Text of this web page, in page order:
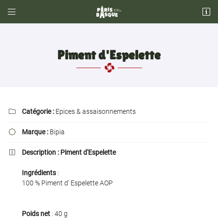
 
34, Rue Escudier
 Adresse email de réception
Recopier le code ci-contre
Piment d'Espelette
 Catégorie : Epices & assaisonnements
 Marque : Bipia
 Description : Piment d'Espelette
Ingrédients :
100 % Piment d' Espelette AOP
Poids net : 40 g